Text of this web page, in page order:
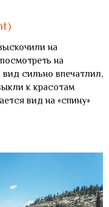
на
на
сильно впечатлил,
к красотам
вид на «спину»